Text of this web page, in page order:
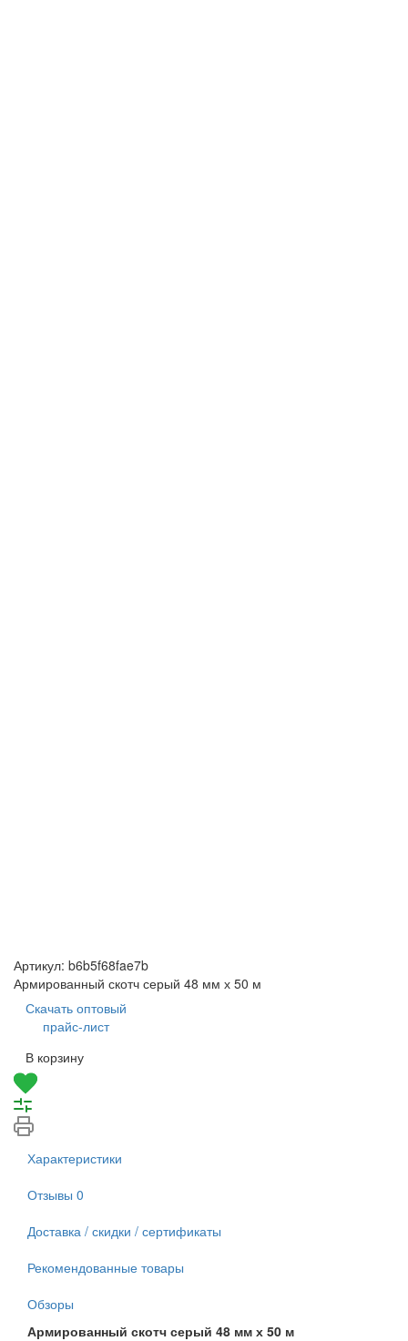
Артикул: b6b5f68fae7b
Армированный скотч серый 48 мм х 50 м
Скачать оптовый
прайс-лист
В корзину
Характеристики
Отзывы 0
Доставка / скидки / сертификаты
Рекомендованные товары
Обзоры
Армированный скотч серый 48 мм х 50 м